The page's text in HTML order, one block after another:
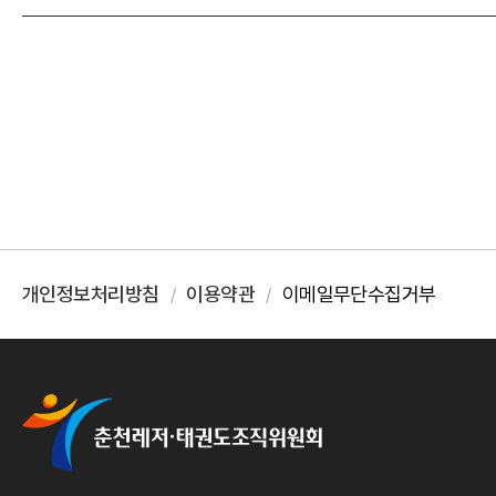
개인정보처리방침 이용약관 이메일무단수집거부